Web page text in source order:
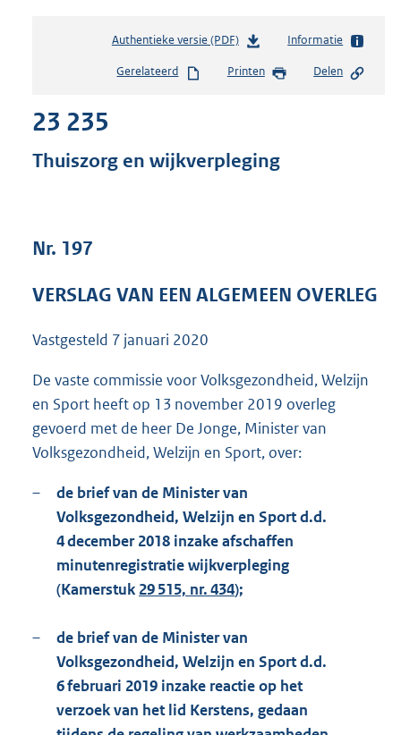
Authentieke versie (PDF)b
s
s
e
K
Informatie
Gerelateerd Printen Delen
23 235
Thuiszorg en wijkverpleging
Nr. 197
VERSLAG VAN EEN ALGEMEEN OVERLEG
Vastgesteld 7 januari 2020
De vaste commissie voor Volksgezondheid, Welzijn
en Sport heeft op 13 november 2019 overleg
gevoerd met de heer De Jonge, Minister van
Volksgezondheid, Welzijn en Sport, over:
–
de brief van de Minister van
Volksgezondheid, Welzijn en Sport d.d.
4 december 2018 inzake afschaffen
minutenregistratie wijkverpleging
(Kamerstuk 29 515, nr. 434);
–
de brief van de Minister van
Volksgezondheid, Welzijn en Sport d.d.
6 februari 2019 inzake reactie op het
verzoek van het lid Kerstens, gedaan